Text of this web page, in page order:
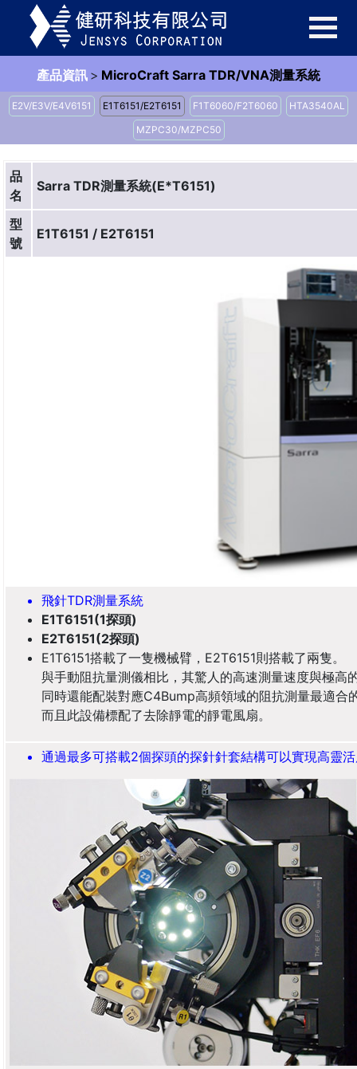
產品資訊 > MicroCraft Sarra TDR/VNA測量系統
E2V/E3V/E4V6151 E1T6151/E2T6151 F1T6060/F2T6060
HTA3540AL
MZPC30/MZPC50
品
名
Sarra TDR測量系統(E*T6151)
型
號
E1T6151 / E2T6151
飛針TDR測量系統
E1T6151(1探頭)
E2T6151(2探頭)
E1T6151搭載了一隻機械臂，E2T6151則搭載了兩隻。
與手動阻抗量測儀相比，其驚人的高速測量速度與極高
同時還能配裝對應C4Bump高頻領域的阻抗測量最適合
而且此設備標配了去除靜電的靜電風扇。
通過最多可搭載2個探頭的探針針套結構可以實現高靈